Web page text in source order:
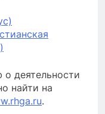
деятельности
найти на
.